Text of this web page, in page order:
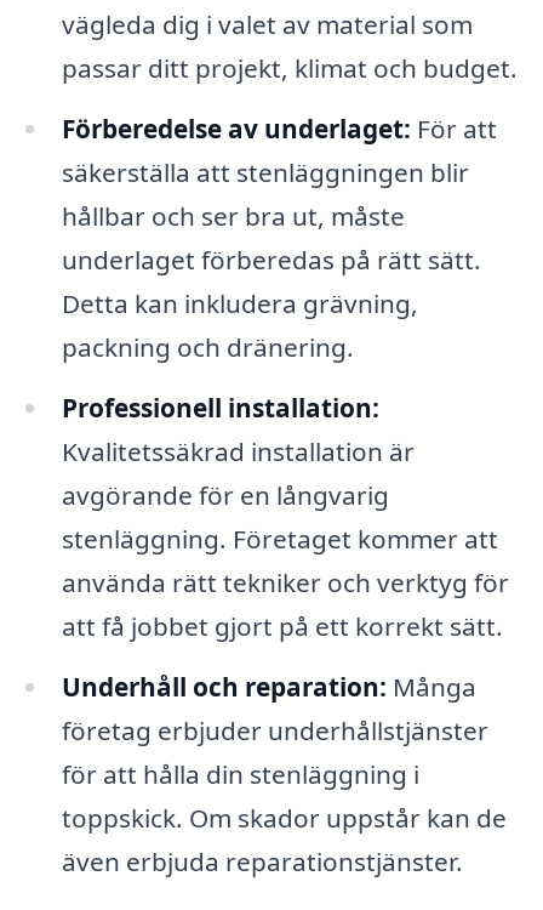
vägleda dig i valet av material som
passar ditt projekt, klimat och budget.
Förberedelse av underlaget: För att
säkerställa att stenläggningen blir
hållbar och ser bra ut, måste
underlaget förberedas på rätt sätt.
Detta kan inkludera grävning,
packning och dränering.
Professionell installation:
Kvalitetssäkrad installation är
avgörande för en långvarig
stenläggning. Företaget kommer att
använda rätt tekniker och verktyg för
att få jobbet gjort på ett korrekt sätt.
Underhåll och reparation: Många
företag erbjuder underhållstjänster
för att hålla din stenläggning i
toppskick. Om skador uppstår kan de
även erbjuda reparationstjänster.